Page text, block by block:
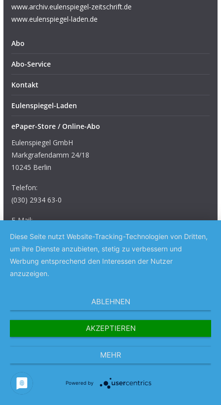
www.archiv.eulenspiegel-zeitschrift.de
www.eulenspiegel-laden.de
Abo
Abo-Service
Kontakt
Eulenspiegel-Laden
ePaper-Store / Online-Abo
Eulenspiegel GmbH
Markgrafendamm 24/18
10245 Berlin
Telefon:
(030) 2934 63-0
E-Mail:
verlag@eulenspiegel-zeitschrift.de
Rechte vorbehalten.
Theme:ColorMag Provon ThemeGrill. Präsentiert von
WordPress.
Diese Seite nutzt Website-Tracking-Technologien von Dritten,
um ihre Dienste anzubieten, stetig zu verbessern und
Werbung entsprechend den Interessen der Nutzer
anzuzeigen.
ABLEHNEN
AKZEPTIEREN
MEHR
Powered by